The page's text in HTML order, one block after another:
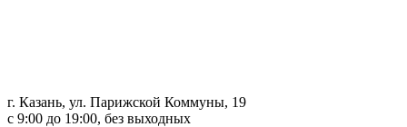
г. Казань, ул. Парижской Коммуны, 19
с 9:00 до 19:00, без выходных